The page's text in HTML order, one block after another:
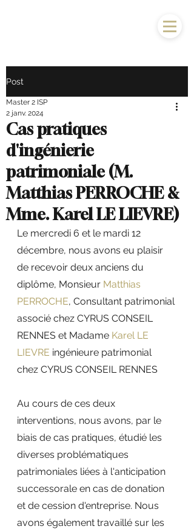
Post
Cas pratiques
d'ingénierie
patrimoniale (M.
Matthias PERROCHE &
Mme. Karel LE LIEVRE)
Master 2 ISP
2 janv. 2024
Le mercredi 6 et le mardi 12
décembre, nous avons eu plaisir
de recevoir deux anciens du
diplôme, Monsieur Matthias
PERROCHE, Consultant patrimonial
associé chez CYRUS CONSEIL
RENNES et Madame Karel LE
LIEVRE ingénieure patrimonial
chez CYRUS CONSEIL RENNES
Au cours de ces deux
interventions, nous avons, par le
biais de cas pratiques, étudié les
diverses problématiques
patrimoniales liées à l'anticipation
successorale en cas de donation
et de cession d'entreprise. Nous
avons également travaillé sur les